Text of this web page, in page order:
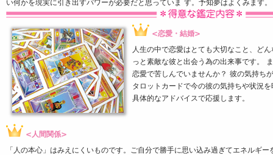
い何かを現実に引き出すパワーが必要だと思っていま す。予知夢はよくみます。
<恋愛・結婚>
人生の中で恋愛はとても大切なこと、ど
っと素敵な彼と出会う為の出来事です。
恋愛で苦しんでいませんか？ 彼の気持ち
タロットカードで今の彼の気持ちや状況
具体的なアドバイスで応援します。
<人間関係>
「人の本心」はみえにくいものです。ご自分で勝手に思い込み過ぎてエネルギ